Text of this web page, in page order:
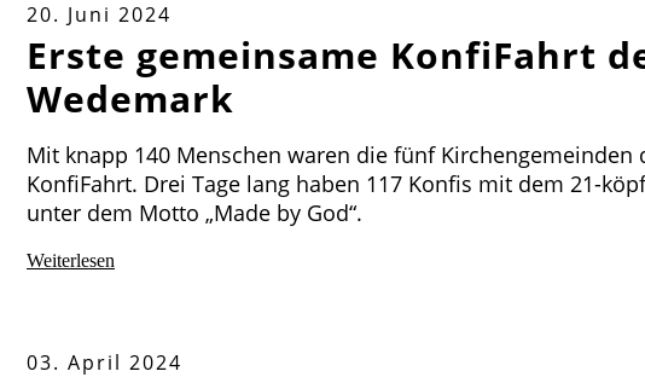
20. Juni 2024
Erste gemeinsame KonfiFahrt
Wedemark
Mit knapp 140 Menschen waren die fünf
KonfiFahrt. Drei Tage lang haben 117 Konfis mit dem 21-
unter dem Motto „Made by God“.
Weiterlesen
03. April 2024